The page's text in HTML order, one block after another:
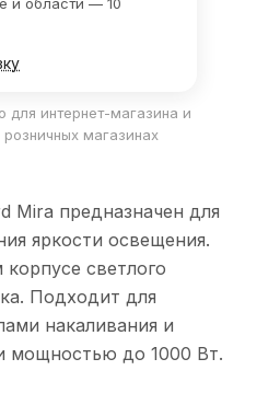
и области — 10
для интернет-магазина и
магазинах
Mira предназначен для
яркости освещения.
светлого
Подходит для
накаливания и
мощностью до 1000 Вт.